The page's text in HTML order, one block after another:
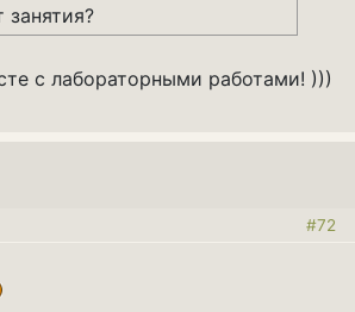
с лабораторными работами! )))
#72